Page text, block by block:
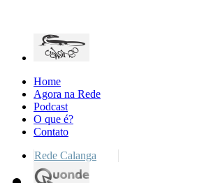
Home
Agora na Rede
Podcast
O que é?
Contato
Rede Calanga